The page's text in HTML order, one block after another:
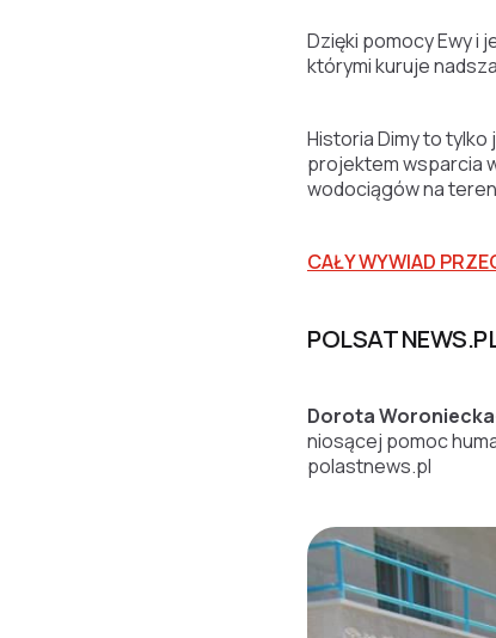
Dzięki pomocy Ewy i
którymi kuruje
Historia Dimy to
projektem wsparcia
wodociągów na
CAŁY WYWIAD
POLSAT
Dorota
niosącej pomoc
polastnews.pl